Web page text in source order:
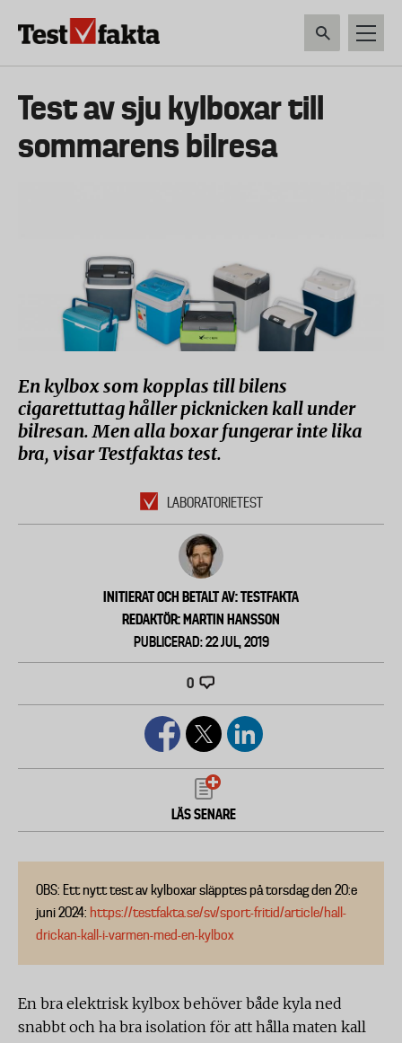
Huvudmeny
ny
Test av sju kylboxar till
sommarens bilresa
En kylbox som kopplas till bilens
cigarettuttag håller picknicken kall under
bilresan. Men alla boxar fungerar inte lika
bra, visar Testfaktas test.
LABORATORIETEST
INITIERAT OCH BETALT AV: TESTFAKTA
REDAKTÖR: MARTIN HANSSON
PUBLICERAD: 22 JUL, 2019
0
LÄS SENARE
OBS: Ett nytt test av kylboxar släpptes på torsdag den 20:e
juni 2024: https://testfakta.se/sv/sport-fritid/article/hall-
drickan-kall-i-varmen-med-en-kylbox
En bra elektrisk kylbox behöver både kyla ned
snabbt och ha bra isolation för att hålla maten kall